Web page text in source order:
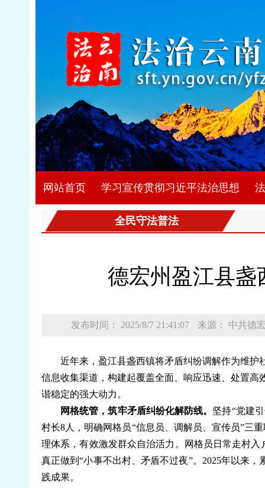
网站首页 学习宣传贯彻习近平法治思想
全民守法普法
德宏州盈江县盏
发布时间： 2025/8/7 21:41:07 来源： 中共德
近年来，盈江县盏西镇将矛盾纠纷调解作为维
信息收集渠道，构建起覆盖全面、响应迅速、处置
谐稳定的强大动力。
网格统管，筑牢矛盾纠纷化解防线。 坚持“党建
村长8人，明确网格员“信息员、调解员、宣传员”三
理体系，有效激发群众自治活力。网格员日常走村
真正做到“小事不出村、矛盾不过夜”。2025年以来
践成果。